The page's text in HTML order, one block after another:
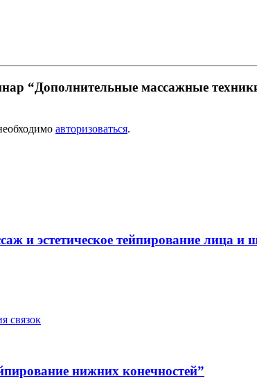
“Дополнительные массажные
авторизоваться.
и эстетическое тейпирование лица
нижних конечностей”